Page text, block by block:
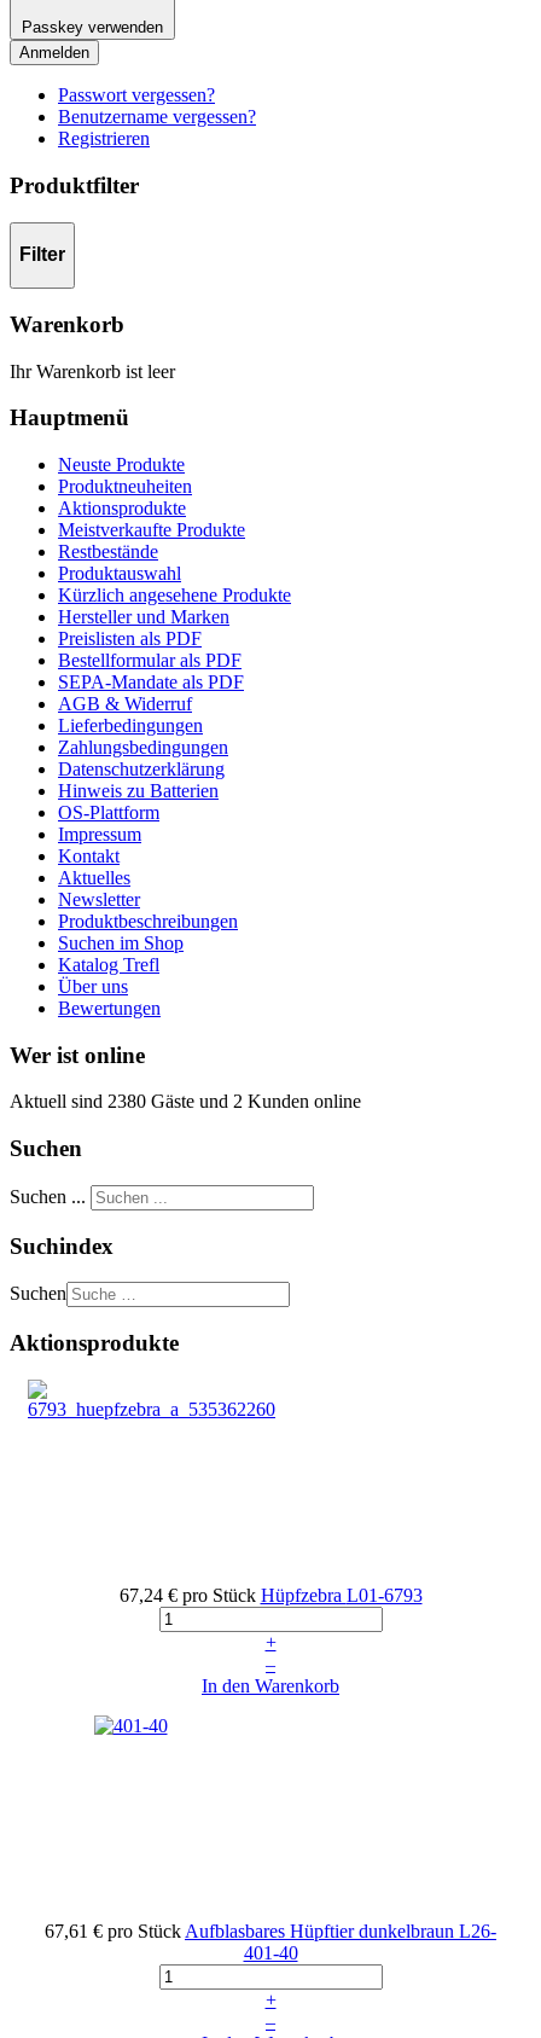
Passkey verwenden
Anmelden
Passwort vergessen?
Benutzername vergessen?
Registrieren
Produktfilter
Filter
Warenkorb
Ihr Warenkorb ist leer
Hauptmenü
Neuste Produkte
Produktneuheiten
Aktionsprodukte
Meistverkaufte Produkte
Restbestände
Produktauswahl
Kürzlich angesehene Produkte
Hersteller und Marken
Preislisten als PDF
Bestellformular als PDF
SEPA-Mandate als PDF
AGB & Widerruf
Lieferbedingungen
Zahlungsbedingungen
Datenschutzerklärung
Hinweis zu Batterien
OS-Plattform
Impressum
Kontakt
Aktuelles
Newsletter
Produktbeschreibungen
Suchen im Shop
Katalog Trefl
Über uns
Bewertungen
Wer ist online
Aktuell sind 2380 Gäste und 2 Kunden online
Suchen
Suchen ...
Suchindex
Suchen
Aktionsprodukte
67,24 € pro Stück Hüpfzebra L01-6793
+
–
In den Warenkorb
67,61 € pro Stück Aufblasbares Hüpftier dunkelbraun L26-
401-40
+
–